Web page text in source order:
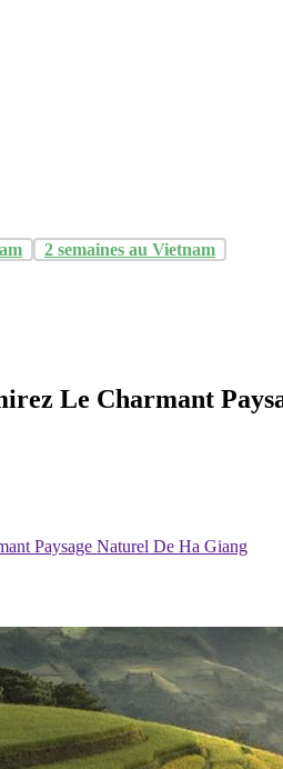
2 semaines au Vietnam
Le Charmant
Paysage Naturel De Ha Giang